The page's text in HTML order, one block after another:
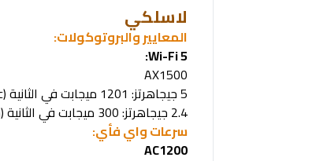
لاسلكي
المعايير والبروتوكولات:
Wi-Fi 5:
AX1500
5جيجاهرتز: 1201 ميجابت في الثانية
(802.11ac)
2.4 جيجاهرتز: 300 ميجابت في الثانية
(802.11n)
سرعات واي فأي:
AC1200